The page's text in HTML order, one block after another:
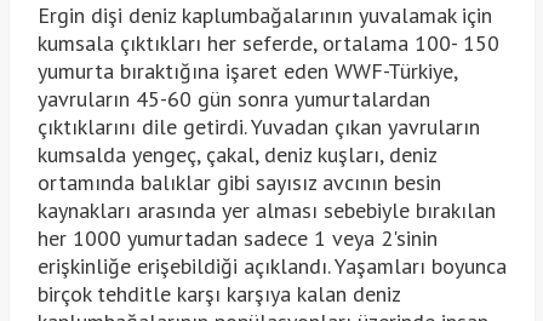
Ergin dişi deniz kaplumbağalarının yuvalamak için
kumsala çıktıkları her seferde, ortalama 100- 150
yumurta bıraktığına işaret eden WWF-Türkiye,
yavruların 45-60 gün sonra yumurtalardan
çıktıklarını dile getirdi. Yuvadan çıkan yavruların
kumsalda yengeç, çakal, deniz kuşları, deniz
ortamında balıklar gibi sayısız avcının besin
kaynakları arasında yer alması sebebiyle bırakılan
her 1000 yumurtadan sadece 1 veya 2'sinin
erişkinliğe erişebildiği açıklandı. Yaşamları boyunca
birçok tehditle karşı karşıya kalan deniz